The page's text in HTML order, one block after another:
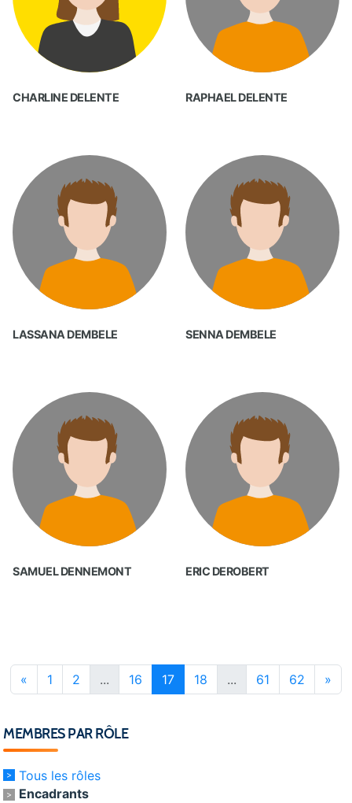
CHARLINE DELENTE RAPHAEL DELENTE
LASSANA DEMBELE SENNA DEMBELE
SAMUEL DENNEMONT ERIC DEROBERT
« 1 2 ... 16 17 18 ... 61 62 »
MEMBRES PAR RÔLE
Tous les rôles
Encadrants